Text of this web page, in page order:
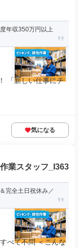
年収350万円以上
「新しい仕事にチ
気になる
業スタッフ_I363
完全土日祝休み／
べて不問 ＜こんな